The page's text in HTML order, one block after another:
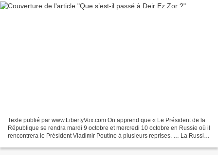
Texte publié par www.LibertyVox.com On apprend que « Le Président de la
République se rendra mardi 9 octobre et mercredi 10 octobre en Russie où il
rencontrera le Président Vladimir Poutine à plusieurs reprises. … La Russie